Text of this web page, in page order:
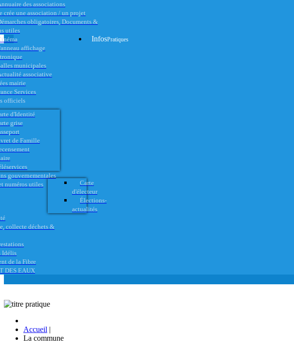
des associations
crée une association / un projet
obligatoires, Documents &
utiles
affichage
municipales
associative
InfosPratiques
mairie
Services
officiels
d'Identité
grise
de Famille
gouvernementales
numéros utiles
Carte
d'électeur
Élections-
actualités
collecte déchets &
Idélis
de la Fibre
DES EAUX
Accueil |
La commune